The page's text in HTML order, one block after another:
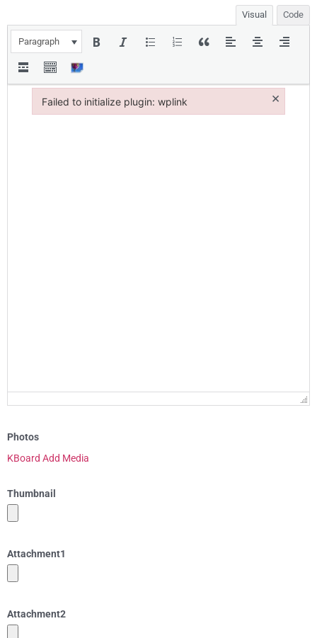
Visual Code
Paragraph
Photos
KBoard Add Media
Thumbnail
Attachment1
Attachment2
Failed to initialize plugin: wplink ×
Failed to initialize plugin: wplink